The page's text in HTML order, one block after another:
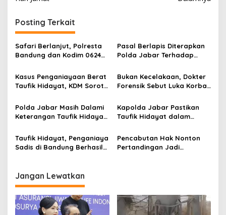
g
a
s
p
o
s
Posting Terkait
Safari Berlanjut, Polresta
Bandung dan Kodim 0624
Perkuat Sinergitas
Pasal Berlapis Diterapkan
Polda Jabar Terhadap
Hidayat
Kasus Penganiayaan Berat
Taufik Hidayat, KDM Soroti
Pemerintahan Tingkat
Bawah
Bukan Kecelakaan, Dokter
Forensik Sebut Luka Korban
Bandung Bekas Kekerasan
Polda Jabar Masih Dalami
Keterangan Taufik Hidayat
Terhadap Kekasihnya
Kapolda Jabar Pastikan
Taufik Hidayat dalam
Ditangkap di Ciparay:
Negatif Narkoba
Taufik Hidayat, Penganiaya
Sadis di Bandung Berhasil
Pencabutan Hak Nonton
Pertandingan Jadi
Jangan Lewatkan